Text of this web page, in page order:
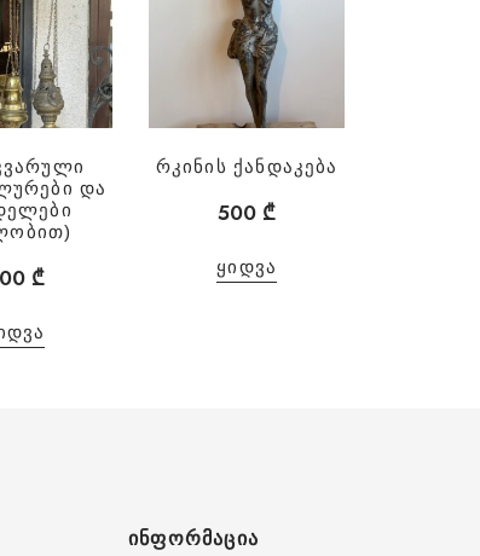
და
₾
რკინის ქანდაკება
500 ₾
ᲧᲘᲓᲕᲐ
ᲘᲜᲤᲝᲠᲛᲐᲪᲘᲐ